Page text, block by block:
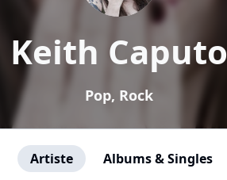
Keith Caputo
Pop, Rock
Artiste Albums & Singles